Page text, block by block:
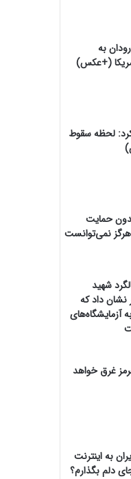
به
(+عکس)
لحظه سقوط
حمایت
نمی‌توانست
شهید
داد که
آزمایشگاه‌های
غرق خواهد
به اینترنت
دلم بگذارم؟